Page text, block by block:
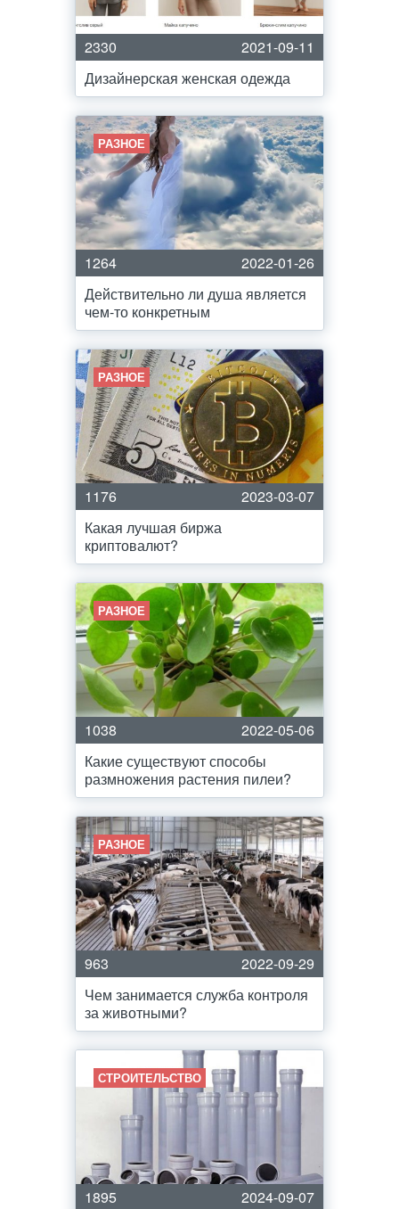
2330
2021-09-11
Дизайнерская женская одежда
РАЗНОЕ
1264
2022-01-26
Действительно ли душа является
чем-то конкретным
РАЗНОЕ
1176
2023-03-07
Какая лучшая биржа
криптовалют?
РАЗНОЕ
1038
2022-05-06
Какие существуют способы
размножения растения пилеи?
РАЗНОЕ
963
2022-09-29
Чем занимается служба контроля
за животными?
СТРОИТЕЛЬСТВО
1895
2024-09-07